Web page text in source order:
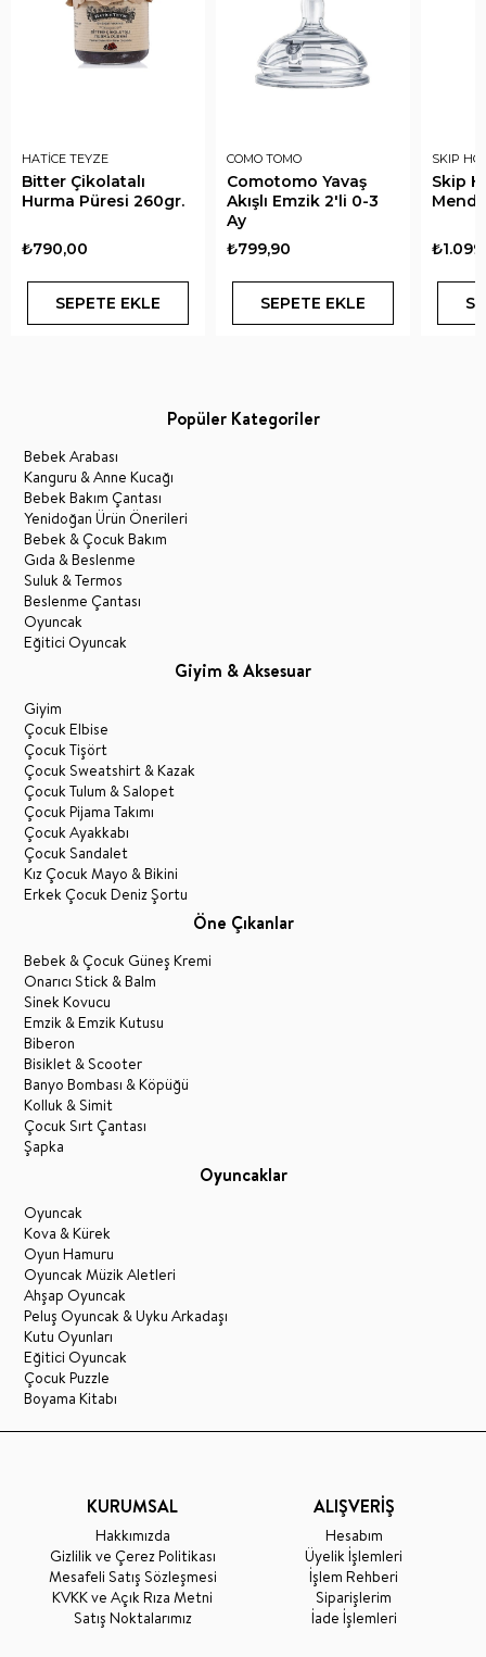
HATİCE TEYZE
Bitter Çikolatalı
Hurma Püresi 260gr.
₺790,00
SEPETE EKLE
COMO TOMO
Comotomo Yavaş
Akışlı Emzik 2'li 0-3
Ay
₺799,90
SEPETE EKLE
SKIP
Skip
Popüler Kategoriler
Bebek Arabası
Kanguru & Anne Kucağı
Bebek Bakım Çantası
Yenidoğan Ürün Önerileri
Bebek & Çocuk Bakım
Gıda & Beslenme
Suluk & Termos
Beslenme Çantası
Oyuncak
Eğitici Oyuncak
Giyim & Aksesuar
Giyim
Çocuk Elbise
Çocuk Tişört
Çocuk Sweatshirt & Kazak
Çocuk Tulum & Salopet
Çocuk Pijama Takımı
Çocuk Ayakkabı
Çocuk Sandalet
Kız Çocuk Mayo & Bikini
Erkek Çocuk Deniz Şortu
Öne Çıkanlar
Bebek & Çocuk Güneş Kremi
Onarıcı Stick & Balm
Sinek Kovucu
Emzik & Emzik Kutusu
Biberon
Bisiklet & Scooter
Banyo Bombası & Köpüğü
Kolluk & Simit
Çocuk Sırt Çantası
Şapka
Oyuncaklar
Oyuncak
Kova & Kürek
Oyun Hamuru
Oyuncak Müzik Aletleri
Ahşap Oyuncak
Peluş Oyuncak & Uyku Arkadaşı
Kutu Oyunları
Eğitici Oyuncak
Çocuk Puzzle
Boyama Kitabı
KURUMSAL
Hakkımızda
Gizlilik ve Çerez Politikası
Mesafeli Satış Sözleşmesi
KVKK ve Açık Rıza Metni
Satış Noktalarımız
ALIŞVERİŞ
Hesabım
Üyelik İşlemleri
İşlem Rehberi
Siparişlerim
İade İşlemleri